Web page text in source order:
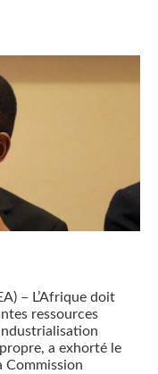
– L’Afrique doit
ressources
a exhorté le
Commission